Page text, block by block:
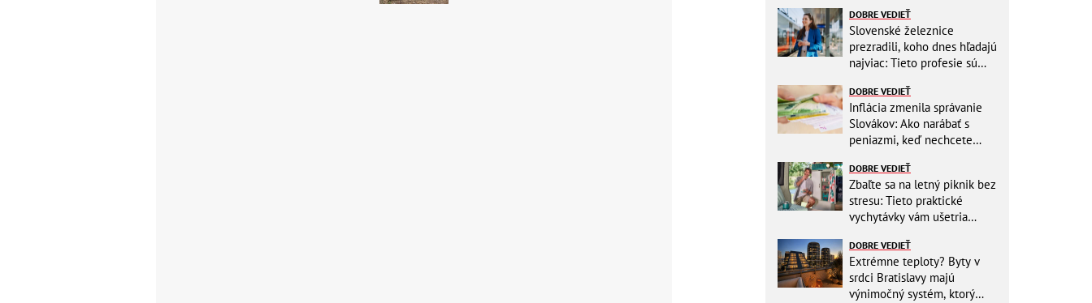
DOBRE VEDIEŤ
Slovenské železnice
prezradili, koho dnes hľadajú
najviac: Tieto profesie sú
DOBRE VEDIEŤ
Inflácia zmenila správanie
Slovákov: Ako narábať s
peniazmi, keď nechcete
DOBRE VEDIEŤ
Zbaľte sa na letný piknik bez
stresu: Tieto praktické
vychytávky vám ušetria
DOBRE VEDIEŤ
Extrémne teploty? Byty v
srdci Bratislavy majú
výnimočný systém, ktorý